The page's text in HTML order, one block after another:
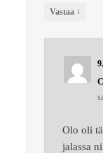
Vastaa ↓
Olo oli
jalassa